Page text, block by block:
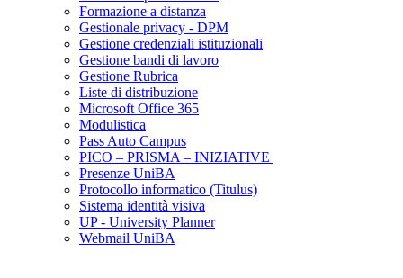
Formazione a distanza
Gestionale privacy - DPM
Gestione credenziali istituzionali
Gestione bandi di lavoro
Gestione Rubrica
Liste di distribuzione
Microsoft Office 365
Modulistica
Pass Auto Campus
PICO – PRISMA – INIZIATIVE
Presenze UniBA
Protocollo informatico (Titulus)
Sistema identità visiva
UP - University Planner
Webmail UniBA